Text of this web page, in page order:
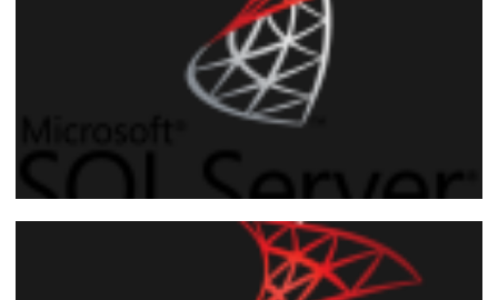
9 min de lectura
SQL Server - Como capturar datos de una
pagina Web (Webscraping con
HttpRequest) e insertar los datos en la